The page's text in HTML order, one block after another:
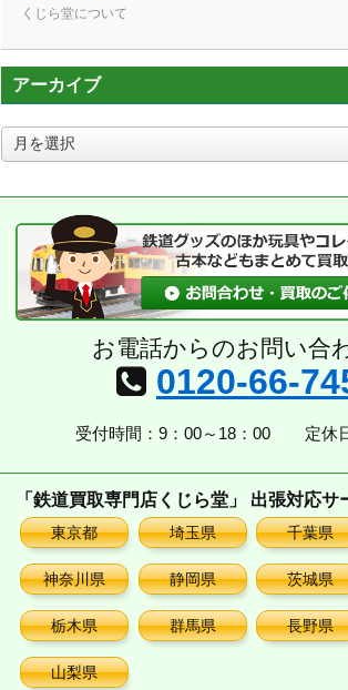
くじら堂について
アーカイブ
ア
ー
ブ
お電話からのお問い合
0120-66-
受付時間：9：00～18：00 定休
「鉄道買取専門店くじら堂」 出張対応サ
東京都 埼玉県 千葉県
神奈川県 静岡県 茨城県
栃木県 群馬県 長野県
山梨県